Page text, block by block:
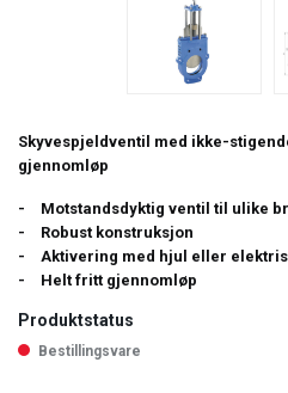
Skyvespjeldventil med ikke-
gjennomløp
Motstandsdyktig ventil til ulike
Robust konstruksjon
Aktivering med hjul eller
Helt fritt gjennomløp
Produktstatus
Bestillingsvare